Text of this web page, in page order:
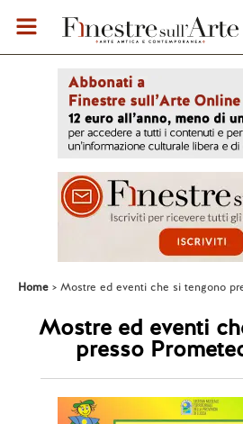
Home Mostre ed eventi che si tengono
Mostre ed eventi
presso